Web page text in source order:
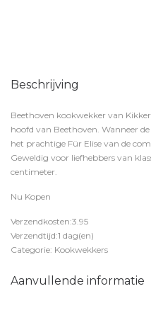
Beschrijving
Beethoven kookwekker van
hoofd van Beethoven. Wanneer
het prachtige Für Elise van de
Geweldig voor liefhebbers van
centimeter.
Nu Kopen
Verzendkosten:3.95
Verzendtijd:1 dag(en)
Categorie: Kookwekkers
Aanvullende informatie